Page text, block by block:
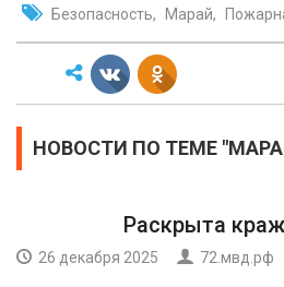
Безопасность Марай
НОВОСТИ ПО ТЕМЕ
Раскрыта
26 декабря 2025 72.мвд.рф